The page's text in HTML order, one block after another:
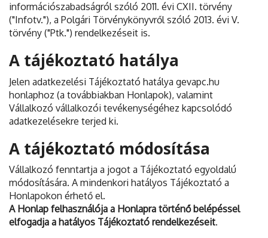
információszabadságról szóló 2011. évi CXII. törvény
("Infotv."), a Polgári Törvénykönyvről szóló 2013. évi V.
törvény ("Ptk.") rendelkezéseit is.
A tájékoztató hatálya
Jelen adatkezelési Tájékoztató hatálya gevapc.hu
honlaphoz (a továbbiakban Honlapok), valamint
Vállalkozó vállalkozói tevékenységéhez kapcsolódó
adatkezelésekre terjed ki.
A tájékoztató módosítása
Vállalkozó fenntartja a jogot a Tájékoztató egyoldalú
módosítására. A mindenkori hatályos Tájékoztató a
Honlapokon érhető el.
A Honlap felhasználója a Honlapra történő belépéssel
elfogadja a hatályos Tájékoztató rendelkezéseit.